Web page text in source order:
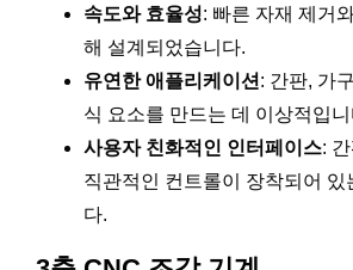
속도와 효율성: 빠른 자재 제거
해 설계되었습니다.
유연한 애플리케이션 : 간판, 가
식 요소를 만드는 데 이상적입니
사용자 친화적인 인터페이스:
직관적인 컨트롤이 장착되어 있
다.